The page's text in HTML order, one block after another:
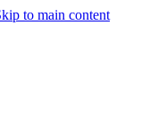
to main content